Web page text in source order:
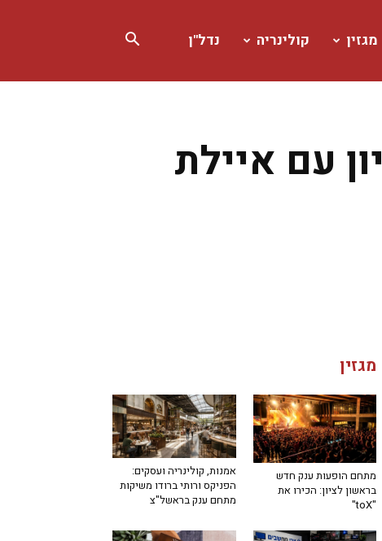
מגזין קולינריה נדל"ן
עם איילת
מגזין
אמנות, קולינריה ועסקים:
הפניקס ורותי ברודו משיקות
מתחם ענק בראשל"צ
מתחם הופעות ענק חדש
בראשון לציון: הכירו את
"toX"